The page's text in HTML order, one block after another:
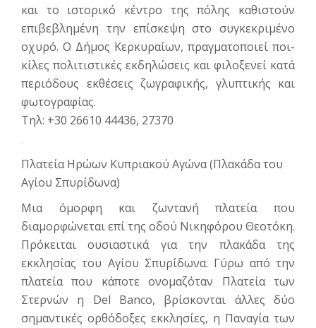
και το ιστορικό κέντρο της πόλης καθιστούν
επιβεβλημένη την επί­σκεψη στο συγκεκριμένο
οχυρό. Ο Δήμος Κερκυραίων, πραγματοποιεί ποι­
κίλες πολιτιστικές εκδηλώσεις και φιλοξενεί κατά
περιόδους εκθέσεις ζωγρα­φικής, γλυπτικής και
φωτογραφίας.
Τηλ: +30 26610 44436, 27370
Πλατεία Ηρώων Κυπριακού Αγώνα (Πλακάδα του
Αγίου Σπυρίδωνα)
Μια όμορφη και ζωντανή πλατεία που
διαμορφώνεται επί της οδού Νικηφόρου Θεοτόκη.
Πρόκειται ουσιαστικά για την πλακάδα της
εκκλησίας του Αγίου Σπυρίδωνα. Γύρω από την
πλατεία που κάποτε ονομαζόταν Πλατεία των
Στερνών η Del Banco, βρίσκονται άλλες δύο
σημαντικές ορθόδοξες εκκλησίες, η Παναγία των